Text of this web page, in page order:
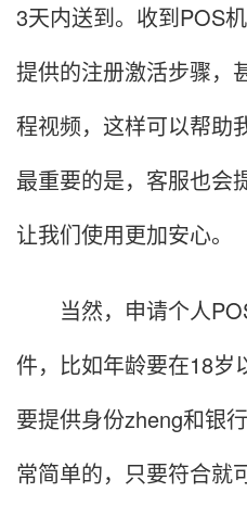
3天内送到。收到POS
提供的注册激活步骤，
程视频，这样可以帮助
最重要的是，客服也会
让我们使用更加安心。
当然，申请个人
件，比如年龄要在18岁
要提供身份zheng和银
常简单的，只要符合就